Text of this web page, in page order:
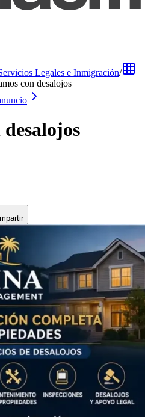
Legales e Inmigración/
con desalojos